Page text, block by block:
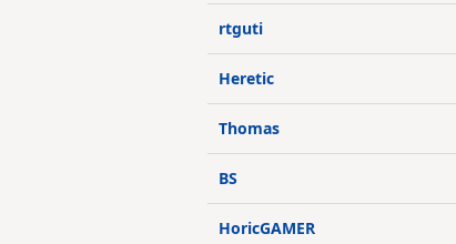
rtguti
Heretic
Thomas
BS
HoricGAMER